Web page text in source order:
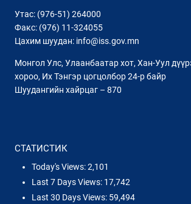
Утас: (976-51) 264000
Факс: (976) 11-324055
Цахим шуудан: info@iss.gov.mn
Монгол Улс, Улаанбаатар хот, Хан-Уул
хороо, Их Тэнгэр цогцолбор 24-р байр
Шуудангийн хайрцаг – 870
СТАТИСТИК
Today's Views:2,101
Last 7 Days Views: 17,742
Last 30 Days Views: 59,494